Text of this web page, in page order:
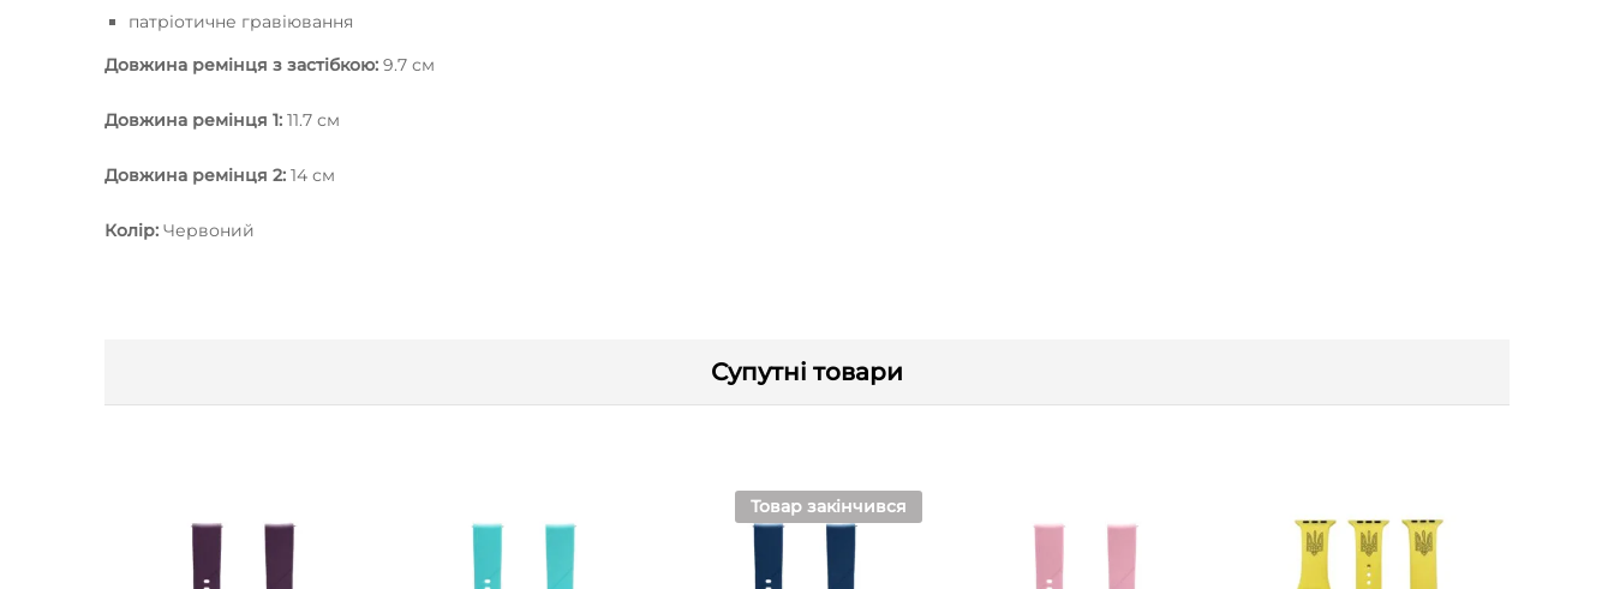
патріотичне гравіювання
Довжина ремінця з застібкою: 9.7 см
Довжина ремінця 1: 11.7 см
Довжина ремінця 2: 14 см
Колір: Червоний
Супутні товари
Товар закінчився